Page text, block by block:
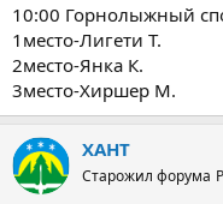
10:00 Горнолыжный
1место-Лигети Т.
2место-Янка К.
3место-Хиршер М.
ХАНТ
Старожил форума